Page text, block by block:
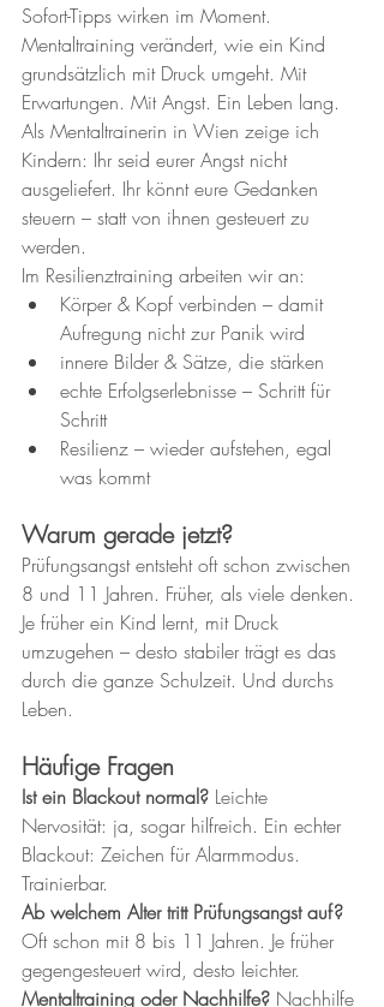
Sofort-Tipps wirken im Moment.
Mentaltraining verändert, wie ein Kind
grundsätzlich mit Druck umgeht. Mit
Erwartungen. Mit Angst. Ein Leben lang.
Als Mentaltrainerin in Wien zeige ich
Kindern: Ihr seid eurer Angst nicht
ausgeliefert. Ihr könnt eure Gedanken
steuern – statt von ihnen gesteuert zu
werden.
Im Resilienztraining arbeiten wir an:
Körper & Kopf verbinden – damit
Aufregung nicht zur Panik wird
innere Bilder & Sätze, die stärken
echte Erfolgserlebnisse – Schritt für
Schritt
Resilienz – wieder aufstehen, egal
was kommt
Warum gerade jetzt?
Prüfungsangst entsteht oft schon zwischen
8 und 11 Jahren. Früher, als viele denken.
Je früher ein Kind lernt, mit Druck
umzugehen – desto stabiler trägt es das
durch die ganze Schulzeit. Und durchs
Leben.
Häufige Fragen
Ist ein Blackout normal? Leichte
Nervosität: ja, sogar hilfreich. Ein echter
Blackout: Zeichen für Alarmmodus.
Trainierbar.
Ab welchem Alter tritt Prüfungsangst auf?
Oft schon mit 8 bis 11 Jahren. Je früher
gegengesteuert wird, desto leichter.
Mentaltraining oder Nachhilfe? Nachhilfe